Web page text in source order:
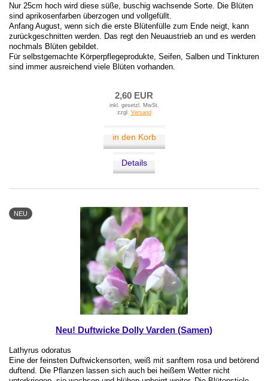
Nur 25cm hoch wird diese süße, buschig wachsende Sorte. Die Blüten
sind aprikosenfarben überzogen und vollgefüllt.
Anfang August, wenn sich die erste Blütenfülle zum Ende neigt, kann
zurückgeschnitten werden. Das regt den Neuaustrieb an und es werden
nochmals Blüten gebildet.
Für selbstgemachte Körperpflegeprodukte, Seifen, Salben und Tinkturen
sind immer ausreichend viele Blüten vorhanden.
2,60 EUR
inkl. gesetzl. MwSt.
zzgl. Versand
in den Korb
Details
NEU
Neu! Duftwicke Dolly Varden (Samen)
Lathyrus odoratus
Eine der feinsten Duftwickensorten, weiß mit sanftem rosa und betörend
duftend. Die Pflanzen lassen sich auch bei heißem Wetter nicht